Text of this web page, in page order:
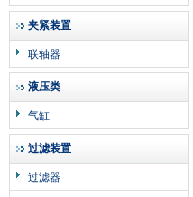
夹紧装置
联轴器
液压类
气缸
过滤装置
过滤器